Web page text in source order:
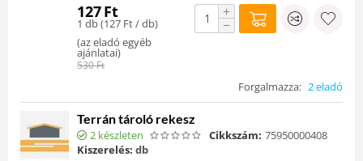
127Ft
1 db (127 Ft/ db)
(az eladó egyéb
ajánlatai)
530Ft
+
−
Forgalmazza: 2 eladó
Terrán tároló rekesz
2 készleten Cikkszám: 75950000408
Kiszerelés: db